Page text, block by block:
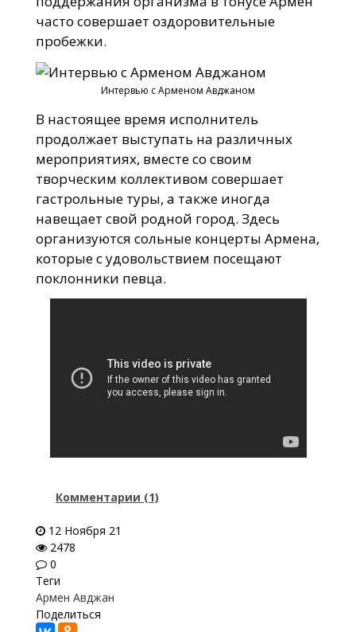
часто совершает оздоровительные
пробежки.
Интервью с Арменом Авджаном
В настоящее время исполнитель
продолжает выступать на различных
мероприятиях, вместе со своим
творческим коллективом совершает
гастрольные туры, а также иногда
навещает свой родной город. Здесь
организуются сольные концерты Армена,
которые с удовольствием посещают
поклонники певца.
Комментарии (1)
12 Ноября 21
2478
0
Теги
Армен Авджан
Поделиться